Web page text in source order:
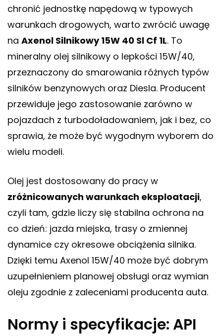
chronić jednostkę napędową w typowych
warunkach drogowych, warto zwrócić uwagę
na Axenol Silnikowy 15W 40 Sl Cf 1L. To
mineralny olej silnikowy o lepkości 15W/40,
przeznaczony do smarowania różnych typów
silników benzynowych oraz Diesla. Producent
przewiduje jego zastosowanie zarówno w
pojazdach z turbodoładowaniem, jak i bez, co
sprawia, że może być wygodnym wyborem do
wielu modeli.
Olej jest dostosowany do pracy w
zróżnicowanych warunkach eksploatacji,
czyli tam, gdzie liczy się stabilna ochrona na
co dzień: jazda miejska, trasy o zmiennej
dynamice czy okresowe obciążenia silnika.
Dzięki temu Axenol 15W/40 może być dobrym
uzupełnieniem planowej obsługi oraz wymian
oleju zgodnie z zaleceniami producenta auta.
Normy i specyfikacje: API